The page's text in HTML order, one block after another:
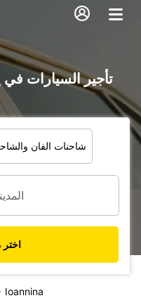
تأجير السيارات في
شاحنات الفان
اختر
Ioannina